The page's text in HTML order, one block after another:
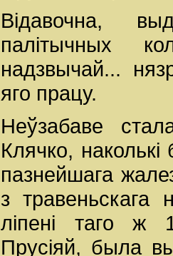
Відавочна,
палітычных
надзвычай...
яго працу.
Неўзабаве
Клячко,
пазнейшага
з травеньскага
ліпені таго ж
Прусіяй, была